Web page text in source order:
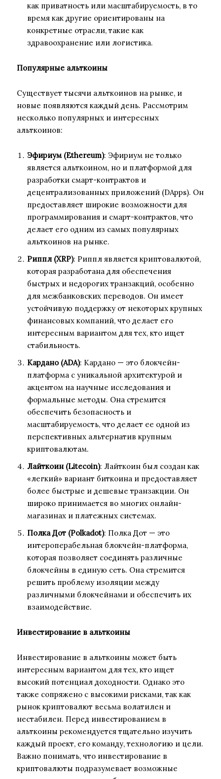
как приватность или масштабируемость, в то
время как другие ориентированы на
конкретные отрасли, такие как
здравоохранение или логистика.
Популярные альткоины
Существует тысячи альткоинов на рынке, и
новые появляются каждый день. Рассмотрим
несколько популярных и интересных
альткоинов:
Эфириум (Ethereum): Эфириум не только
является альткоином, но и платформой для
разработки смарт-контрактов и
децентрализованных приложений (DApps). Он
предоставляет широкие возможности для
программирования и смарт-контрактов, что
делает его одним из самых популярных
альткоинов на рынке.
Риппл (XRP): Риппл является криптовалютой,
которая разработана для обеспечения
быстрых и недорогих транзакций, особенно
для межбанковских переводов. Он имеет
устойчивую поддержку от некоторых крупных
финансовых компаний, что делает его
интересным вариантом для тех, кто ищет
стабильность.
Кардано (ADA): Кардано — это блокчейн-
платформа с уникальной архитектурой и
акцентом на научные исследования и
формальные методы. Она стремится
обеспечить безопасность и
масштабируемость, что делает ее одной из
перспективных альтернатив крупным
криптовалютам.
Лайткоин (Litecoin): Лайткоин был создан как
«легкий» вариант биткоина и предоставляет
более быстрые и дешевые транзакции. Он
широко принимается во многих онлайн-
магазинах и платежных системах.
Полка Дот (Polkadot): Полка Дот — это
интероперабельная блокчейн-платформа,
которая позволяет соединять различные
блокчейны в единую сеть. Она стремится
решить проблему изоляции между
различными блокчейнами и обеспечить их
взаимодействие.
Инвестирование в альткоины
Инвестирование в альткоины может быть
интересным вариантом для тех, кто ищет
высокий потенциал доходности. Однако это
также сопряжено с высокими рисками, так как
рынок криптовалют весьма волатилен и
нестабилен. Перед инвестированием в
альткоины рекомендуется тщательно изучить
каждый проект, его команду, технологию и цели.
Важно понимать, что инвестирование в
криптовалюты подразумевает возможные